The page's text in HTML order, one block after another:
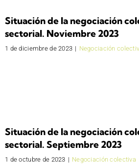
Situación de la negociación
sectorial. Noviembre 2023
1 de diciembre de 2023 | Negociación
Situación de la negociación
sectorial. Septiembre 2023
1 de octubre de 2023 | Negociación colectiva